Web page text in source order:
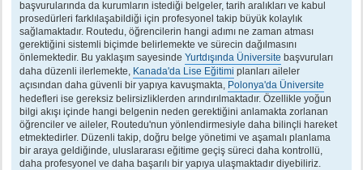
başvurularında da kurumların istediği belgeler, tarih aralıkları ve kabul
prosedürleri farklılaşabildiği için profesyonel takip büyük kolaylık
sağlamaktadır. Routedu, öğrencilerin hangi adımı ne zaman atması
gerektiğini sistemli biçimde belirlemekte ve sürecin dağılmasını
önlemektedir. Bu yaklaşım sayesinde Yurtdışında Üniversite başvuruları
daha düzenli ilerlemekte, Kanada'da Lise Eğitimi planları aileler
açısından daha güvenli bir yapıya kavuşmakta, Polonya'da Üniversite
hedefleri ise gereksiz belirsizliklerden arındırılmaktadır. Özellikle yoğun
bilgi akışı içinde hangi belgenin neden gerektiğini anlamakta zorlanan
öğrenciler ve aileler, Routedu'nun yönlendirmesiyle daha bilinçli hareket
etmektedirler. Düzenli takip, doğru belge yönetimi ve aşamalı planlama
bir araya geldiğinde, uluslararası eğitime geçiş süreci daha kontrollü,
daha profesyonel ve daha başarılı bir yapıya ulaşmaktadır diyebiliriz.